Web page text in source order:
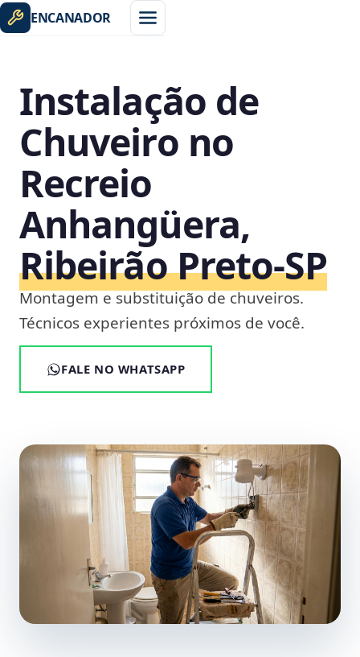
ENCANADOR
Instalação de
Chuveiro no
Recreio
Anhangüera,
Ribeirão Preto‑SP
Montagem e substituição de chuveiros.
Técnicos experientes próximos de você.
FALE NO WHATSAPP